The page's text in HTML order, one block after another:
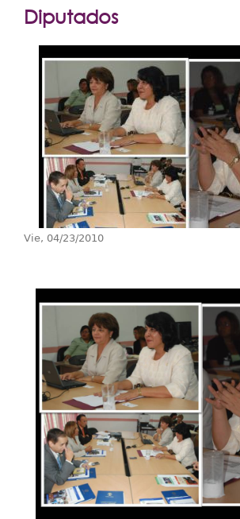
Servicios
Internacional
Transparencia
Diputados
Vie, 04/23/2010